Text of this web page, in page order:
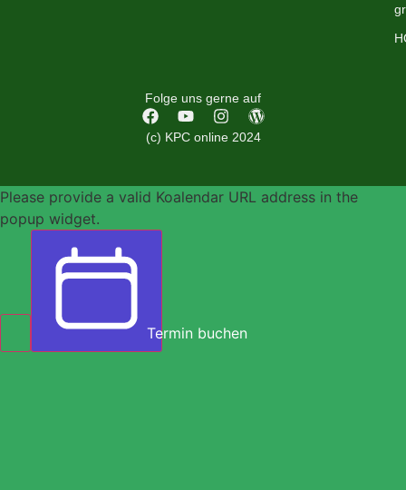
Folge uns gerne auf
(c) KPC online 2024
Please provide a valid Koalendar URL address in the
popup widget.
Termin buchen